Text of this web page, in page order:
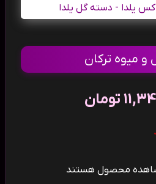
یلدا - دسته گل یلدا
میوه ترکان
تومان
محصول هستند